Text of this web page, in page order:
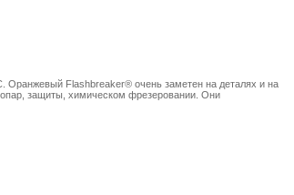
Оранжевый Flashbreaker® очень заметен на деталях и на
защиты, химическом фрезеровании. Они